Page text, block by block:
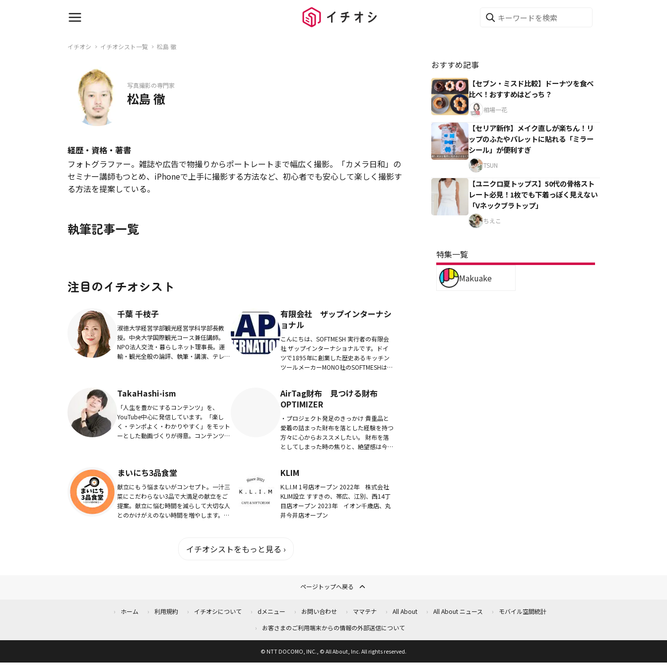
イチオシ イチオシスト一覧 松島 徹
写真撮影の専門家
松島 徹
経歴・資格・著書
フォトグラファー。雑誌や広告で物撮りからポートレートまで幅広く撮影。「カメラ日和」の
セミナー講師もつとめ、iPhoneで上手に撮影する方法など、初心者でも安心して楽しく撮影す
る方法を提案している。
執筆記事一覧
注目のイチオシスト
千葉 千枝子
淑徳大学経営学部観光経営学科学部長教
授。中央大学国際観光コース兼任講師。
NPO法人交流・暮らしネット理事長。運
輸・観光全般の論評、執筆・講演、テレ
有限会社 ザップインターナシ
ョナル
こんにちは、SOFTMESH 実行者の有限会
社 ザップインターナショナルです。ドイ
ツで1895年に創業した歴史あるキッチン
ツールメーカーMONO社のSOFTMESHは、
TakaHashi-ism
「人生を豊かにするコンテンツ」を、
YouTube中心に発信しています。「楽し
く・テンポよく・わかりやすく」をモット
ーとした動画づくりが得意。コンテンツは
AirTag財布 見つける財布
OPTIMIZER
・プロジェクト発足のきっかけ 貴重品と
愛着の詰まった財布を落とした経験を持つ
方々に心からおススメしたい。 財布を落
としてしまった時の焦りと、絶望感は今で
ス...
まいにち3品食堂
献立にもう悩まないがコンセプト。一汁三
菜にこだわらない3品で大満足の献立をご
提案。献立に悩む時間を減らして大切な人
とのかけがえのない時間を増やします。献
KLIM
K.L.I.M 1号店オープン 2022年 株式会社
KLIM設立 すすきの、帯広、江別、西14丁
目店オープン 2023年 イオン千歳店、丸
井今井店オープン
イチオシストをもっと見る ›
おすすめ記事
【セブン・ミスド比較】ドーナツを食べ
比べ！おすすめはどっち？
相場一花
【セリア新作】メイク直しが楽ちん！リ
ップのふたやパレットに貼れる「ミラー
シール」が便利すぎ
TSUN
【ユニクロ夏トップス】50代の骨格スト
レート必見！1枚でも下着っぽく見えない
「Vネックブラトップ」
ちえこ
特集一覧
Makuake
ページトップへ戻る
ホーム 利用規約 イチオシについて dメニュー お問い合わせ ママテナ All About All About ニュース
モバイル空間統計
お客さまのご利用端末からの情報の外部送信について
© NTT DOCOMO, INC., © All About, Inc. All rights reserved.